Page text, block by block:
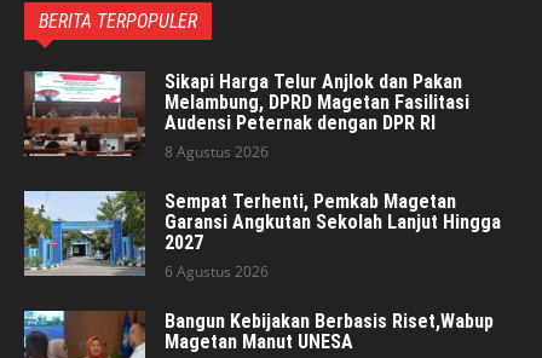
BERITA TERPOPULER
Sikapi Harga Telur Anjlok dan Pakan
Melambung, DPRD Magetan Fasilitasi
Audensi Peternak dengan DPR RI
8 Agustus 2026
Sempat Terhenti, Pemkab Magetan
Garansi Angkutan Sekolah Lanjut Hingga
2027
6 Agustus 2026
Bangun Kebijakan Berbasis Riset,Wabup
Magetan Manut UNESA